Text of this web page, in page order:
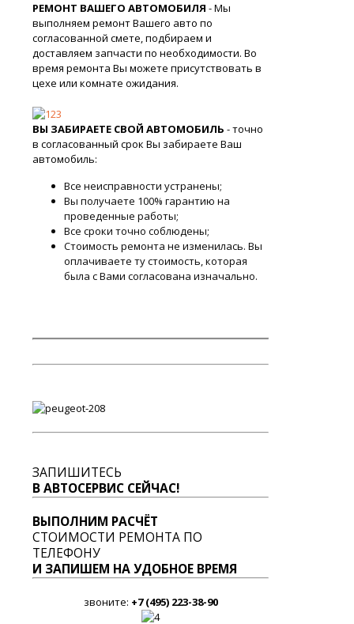
РЕМОНТ ВАШЕГО АВТОМОБИЛЯ - Мы
выполняем ремонт Вашего авто по
согласованной смете, подбираем и
доставляем запчасти по необходимости. Во
время ремонта Вы можете присутствовать в
цехе или комнате ожидания.
ВЫ ЗАБИРАЕТЕ СВОЙ АВТОМОБИЛЬ - точно
в согласованный срок Вы забираете Ваш
автомобиль:
Все неисправности устранены;
Вы получаете 100% гарантию на
проведенные работы;
Все сроки точно соблюдены;
Стоимость ремонта не изменилась. Вы
оплачиваете ту стоимость, которая
была с Вами согласована изначально.
ЗАПИШИТЕСЬ
В АВТОСЕРВИС СЕЙЧАС!
ВЫПОЛНИМ РАСЧЁТ
СТОИМОСТИ РЕМОНТА ПО
ТЕЛЕФОНУ
И ЗАПИШЕМ НА УДОБНОЕ ВРЕМЯ
звоните: +7 (495) 223-38-90